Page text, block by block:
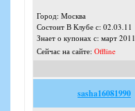
Город: Москва
Состоит В Клубе с: 02.03.11
Знает о купонах с: март 2011
Сейчас на сайте: Offline
sasha16081990